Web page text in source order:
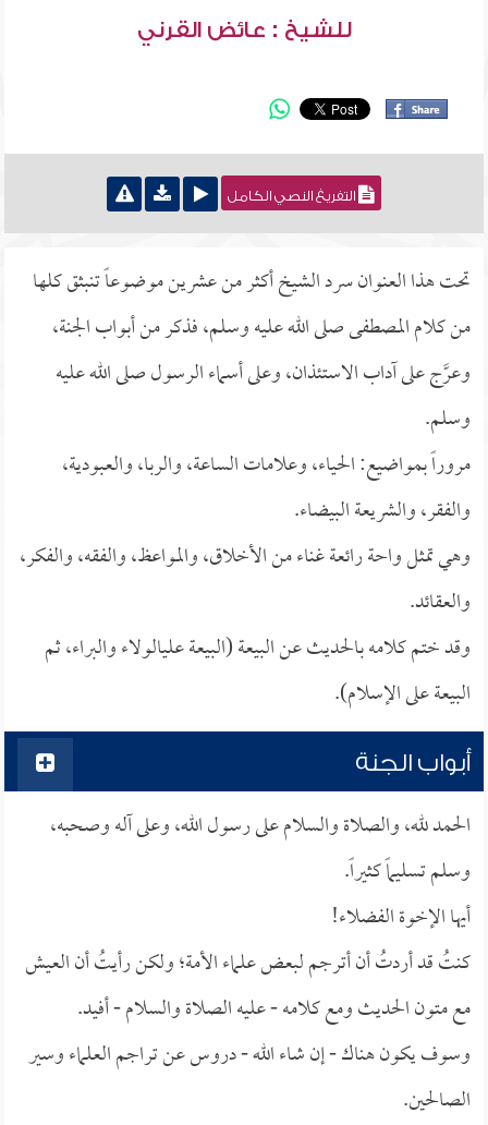
للشيخ : عائض القرني
التفريغ النصي الكامل
تحت هذا العنوان سرد الشيخ أكثر من عشرين موضوعاً تنبثق كلها
من كلام المصطفى صلى الله عليه وسلم، فذكر من أبواب الجنة،
وعرَّج على آداب الاستئذان، وعلى أسماء الرسول صلى الله عليه
وسلم.
مروراً بمواضيع: الحياء، وعلامات الساعة، والربا، والعبودية،
والفقر، والشريعة البيضاء.
وهي تمثل واحة رائعة غناء من الأخلاق، والمواعظ، والفقه، والفكر،
والعقائد.
وقد ختم كلامه بالحديث عن البيعة (البيعة علىالولاء والبراء، ثم
البيعة على الإسلام).
أبواب الجنة
الحمد لله، والصلاة والسلام على رسول الله، وعلى آله وصحبه،
وسلم تسليماً كثيراً.
أيها الإخوة الفضلاء!
كنتُ قد أردتُ أن أترجم لبعض علماء الأمة؛ ولكن رأيتُ أن العيش
مع متون الحديث ومع كلامه - عليه الصلاة والسلام - أفيد.
وسوف يكون هناك - إن شاء الله - دروس عن تراجم العلماء وسير
الصالحين.